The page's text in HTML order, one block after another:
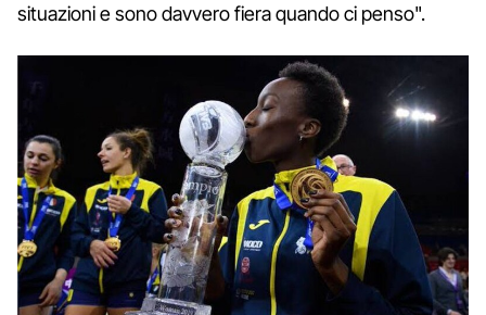
situazioni e sono davvero fiera quando ci penso".